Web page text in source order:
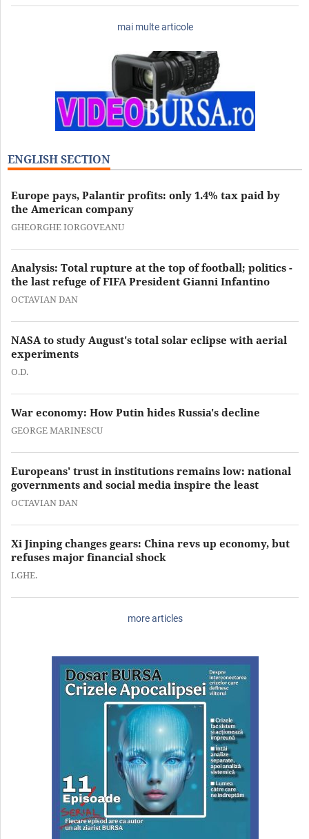
mai multe articole
ENGLISH SECTION
Europe pays, Palantir profits: only 1.4% tax paid by
the American company
GHEORGHE IORGOVEANU
Analysis: Total rupture at the top of football; politics -
the last refuge of FIFA President Gianni Infantino
OCTAVIAN DAN
NASA to study August's total solar eclipse with aerial
experiments
O.D.
War economy: How Putin hides Russia's decline
GEORGE MARINESCU
Europeans' trust in institutions remains low: national
governments and social media inspire the least
OCTAVIAN DAN
Xi Jinping changes gears: China revs up economy, but
refuses major financial shock
I.GHE.
more articles